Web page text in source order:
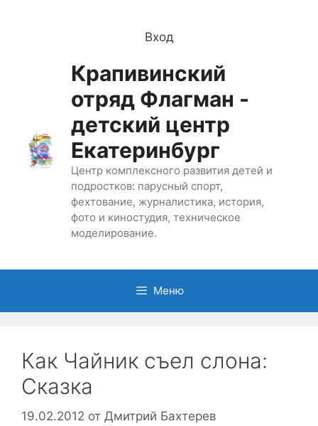
Вход
Крапивинский
отряд Флагман -
детский центр
Екатеринбург
Центр комплексного развития детей и
подростков: парусный спорт,
фехтование, журналистика, история,
фото и киностудия, техническое
моделирование.
Меню
Как Чайник съел слона:
Сказка
19.02.2012 от Дмитрий Бахтерев